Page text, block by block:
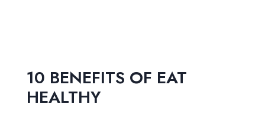
10 BENEFITS OF EAT
HEALTHY